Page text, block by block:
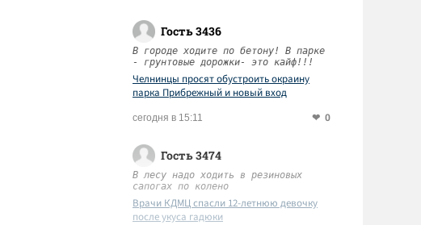
Гость 3436
В городе ходите по бетону! В парке
- грунтовые дорожки- это кайф!!!
Челнинцы просят обустроить окраину
парка Прибрежный и новый вход
сегодня в 15:11 0
Гость 3474
В лесу надо ходить в резиновых
сапогах по колено
Врачи КДМЦ спасли 12-летнюю девочку
после укуса гадюки